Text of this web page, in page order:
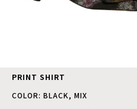
PRINT SHIRT
COLOR: BLACK, MIX